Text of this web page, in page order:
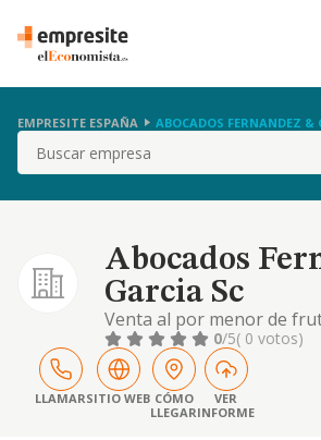
EMPRESITE ESPAÑA ABOCADOS FERNANDEZ &
Buscar
Abocados
Garcia Sc
Venta al por menor de
0/5( 0 votos)
LLAMARSITIO WEB CÓMO
LLEGAR
VER
INFORME